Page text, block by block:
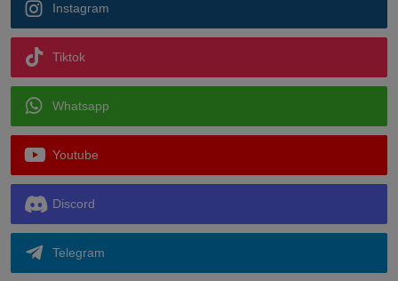
Instagram
Tiktok
Whatsapp
Youtube
Discord
Telegram